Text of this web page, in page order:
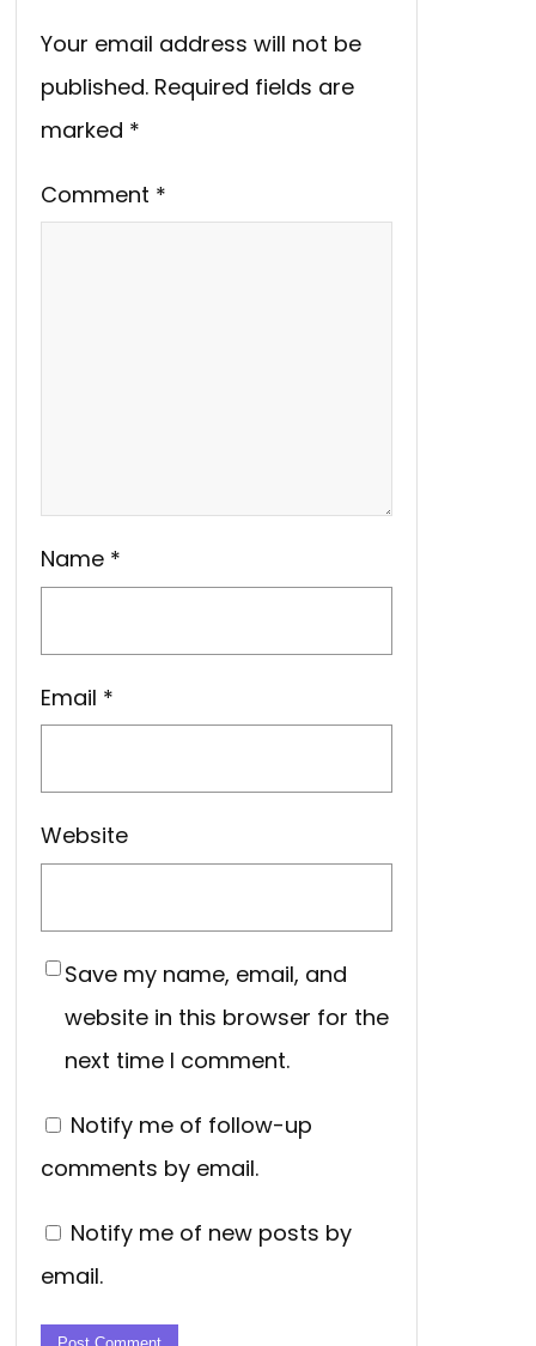
Your email address will not be
published. Required fields are
marked *
Comment *
Name *
Email *
Website
Save my name, email, and
website in this browser for the
next time I comment.
Notify me of follow-up
comments by email.
Notify me of new posts by
email.